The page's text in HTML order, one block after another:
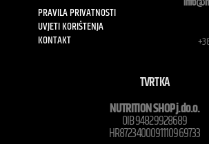
PRAVILA PRIVATNOSTI
UVJETI KORIŠTENJA
KONTAKT
TVRTKA
NUTRITION SHOP j.do.o.
OIB 94829928689
HR8723400091110969733